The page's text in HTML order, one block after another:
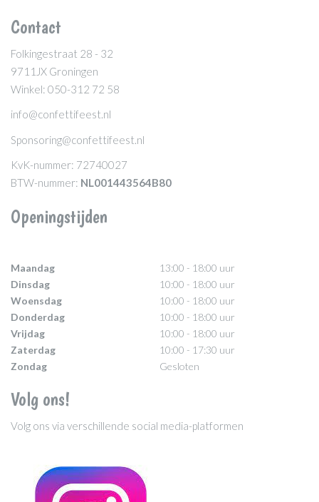
Contact
Folkingestraat 28 - 32
9711JX Groningen
Winkel: 050-312 72 58
info@confettifeest.nl
Sponsoring@confettifeest.nl
KvK-nummer: 72740027
BTW-nummer: NL001443564B80
Openingstijden
Maandag
13:00 - 18:00 uur
Dinsdag
10:00 - 18:00 uur
Woensdag
10:00 - 18:00 uur
Donderdag
10:00 - 18:00 uur
Vrijdag
10:00 - 18:00 uur
Zaterdag
10:00 - 17:30 uur
Zondag
Gesloten
Volg ons!
Volg ons via verschillende social media-platformen